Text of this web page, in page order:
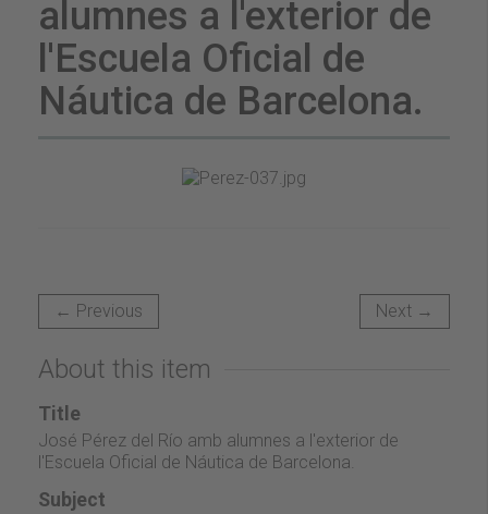
alumnes a l'exterior de
l'Escuela Oficial de
Náutica de Barcelona.
← Previous Next →
About this item
Title
José Pérez del Río amb alumnes a l'exterior de
l'Escuela Oficial de Náutica de Barcelona.
Subject